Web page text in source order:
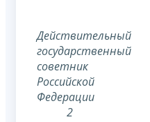
Действительный
государственный
советник
Российской
Федерации
2